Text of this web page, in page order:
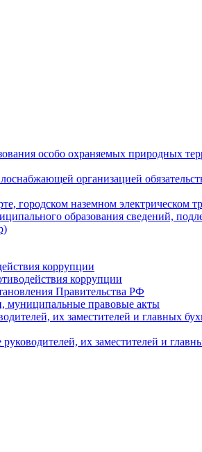
особо охраняемых природных
организацией
городском наземном электрическом
образования сведений,
коррупции
коррупции
Правительства РФ
муниципальные правовые акты
их заместителей и главных
их заместителей и